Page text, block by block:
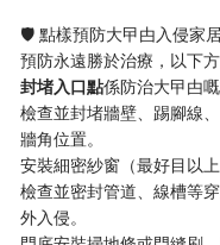
🛡️ 點樣預防大曱甴入侵家
預防永遠勝於治療，以下
​封堵入口點​係防治大曱甴
檢查並封堵牆壁、踢腳線
牆角位置。
安裝細密紗窗（最好目以
檢查並密封管道、線槽等
外入侵。